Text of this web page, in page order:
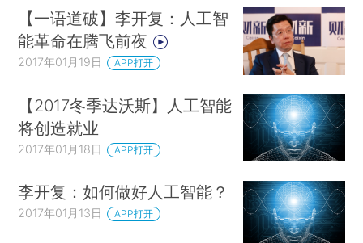
【一语道破】李开复：人工智
能革命在腾飞前夜
2017年01月19日 APP打开
【2017冬季达沃斯】人工智能
将创造就业
2017年01月18日 APP打开
李开复：如何做好人工智能？
2017年01月13日 APP打开